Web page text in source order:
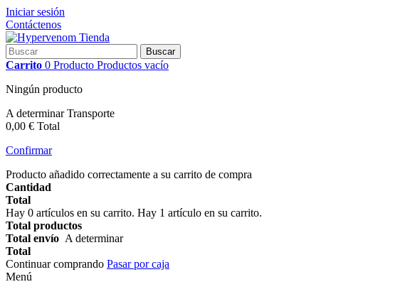
Iniciar sesión
Contáctenos
Buscar
Carrito 0 Producto Productos vacío
Ningún producto
A determinarTransporte
0,00 € Total
Confirmar
Producto añadido correctamente a su carrito de compra
Cantidad
Total
Hay 0 artículos en su carrito. Hay 1 artículo en su carrito.
Total productos
Total envío A determinar
Total
Continuar comprando Pasar por caja
Menú